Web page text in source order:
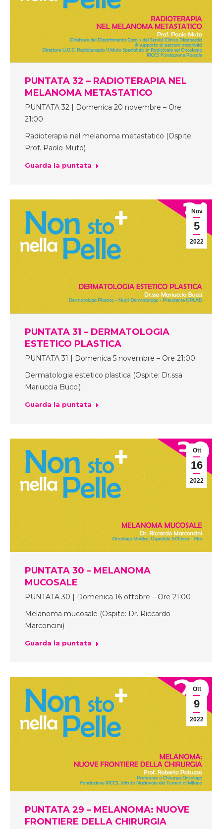
PUNTATA 32 – RADIOTERAPIA NEL
MELANOMA METASTATICO
PUNTATA 32 | Domenica 20 novembre – Ore
21:00
Radioterapia nel melanoma metastatico (Ospite:
Prof. Paolo Muto)
Guarda la puntata
Nov
5
2022
PUNTATA 31 – DERMATOLOGIA
ESTETICO PLASTICA
PUNTATA 31 | Domenica 5 novembre – Ore 21:00
Dermatologia estetico plastica (Ospite: Dr.ssa
Mariuccia Bucci)
Guarda la puntata
Ott
16
2022
PUNTATA 30 – MELANOMA
MUCOSALE
PUNTATA 30 | Domenica 16 ottobre – Ore 21:00
Melanoma mucosale (Ospite: Dr. Riccardo
Marconcini)
Guarda la puntata
Ott
9
2022
PUNTATA 29 – MELANOMA: NUOVE
FRONTIERE DELLA CHIRURGIA